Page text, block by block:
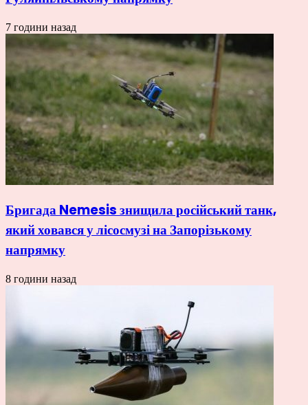
7 години назад
Бригада Nemesis знищила російський танк,
який ховався у лісосмузі на Запорізькому
напрямку
8 години назад